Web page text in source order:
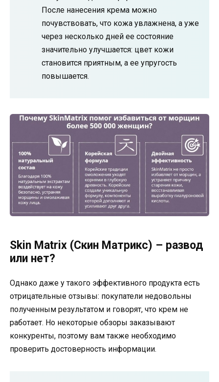
После нанесения крема можно
почувствовать, что кожа увлажнена, а уже
через несколько дней ее состояние
значительно улучшается: цвет кожи
становится приятным, а ее упругость
повышается.
Skin Matrix (Скин Матрикс) – развод
или нет?
Однако даже у такого эффективного продукта есть
отрицательные отзывы: покупатели недовольны
полученным результатом и говорят, что крем не
работает. Но некоторые обзоры заказывают
конкуренты, поэтому вам также необходимо
проверить достоверность информации.